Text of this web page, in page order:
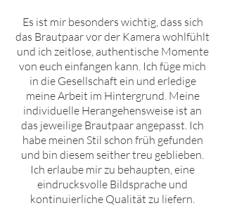
Es ist mir besonders wichtig, dass sich
das Brautpaar vor der Kamera wohlfühlt
und ich zeitlose, authentische Momente
von euch einfangen kann. Ich füge mich
in die Gesellschaft ein und erledige
meine Arbeit im Hintergrund. Meine
individuelle Herangehensweise ist an
das jeweilige Brautpaar angepasst. Ich
habe meinen Stil schon früh gefunden
und bin diesem seither treu geblieben.
Ich erlaube mir zu behaupten, eine
eindrucksvolle Bildsprache und
kontinuierliche Qualität zu liefern.